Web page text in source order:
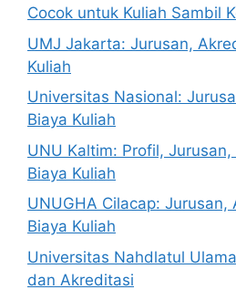
Cocok untuk Kuliah Sambil
UMJ Jakarta: Jurusan,
Kuliah
Universitas Nasional:
Biaya Kuliah
UNU Kaltim: Profil,
Biaya Kuliah
UNUGHA Cilacap: Jurusan,
Biaya Kuliah
Universitas Nahdlatul
dan Akreditasi